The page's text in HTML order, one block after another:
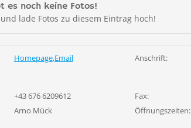
es noch keine Fotos!
lade Fotos zu diesem Eintrag hoch!
Homepage,Email Anschrift:
+43 676 6209612 Fax:
Arno Mück Öffnungszeiten: